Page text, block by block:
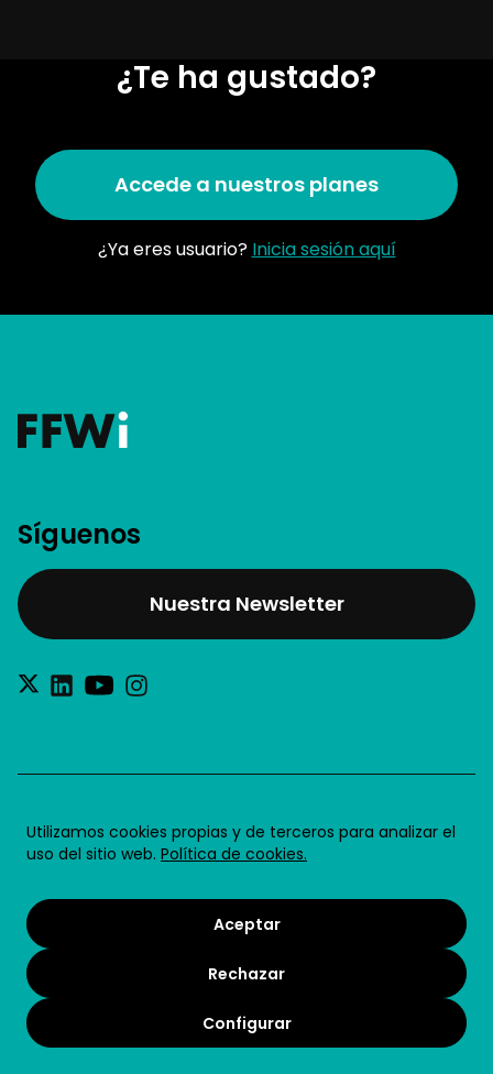
Utilizamos cookies propias y de terceros para analizar el
uso del sitio web. Política de cookies.
Aceptar
Rechazar
Configurar
¿Te ha gustado?
Accede a nuestros planes
¿Ya eres usuario? Inicia sesión aquí
Síguenos
Nuestra Newsletter
®2026 Future for Work SL
Política de privacidad
Política de cookies
Condiciones de uso
Términos y condiciones